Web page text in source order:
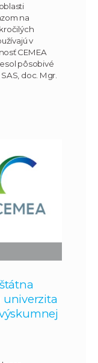
na
v
CEMEA
pôsobivé
doc. Mgr.